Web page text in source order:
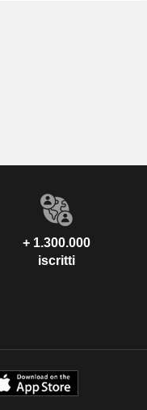
+ 1.300.000
iscritti